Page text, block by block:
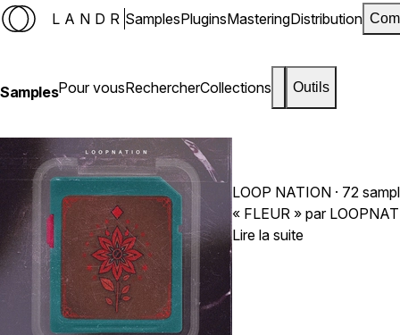
LANDR SamplesPluginsMasteringDistribution
SamplesPour vousRechercherCollections Outils
LOOP NATION · 72
« FLEUR » par
Lire la suite